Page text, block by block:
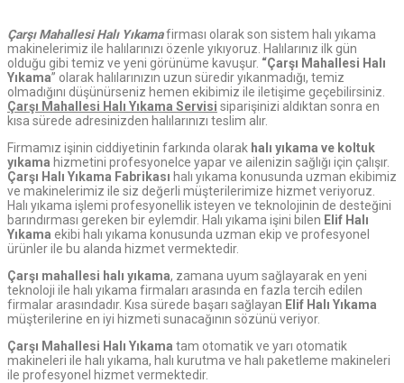
Çarşı Mahallesi Halı Yıkamafirması olarak son sistem halı yıkama
makinelerimiz ile halılarınızı özenle yıkıyoruz. Halılarınız ilk gün
olduğu gibi temiz ve yeni görünüme kavuşur. “Çarşı Mahallesi Halı
Yıkama” olarak halılarınızın uzun süredir yıkanmadığı, temiz
olmadığını düşünürseniz hemen ekibimiz ile iletişime geçebilirsiniz.
Çarşı Mahallesi Halı Yıkama Servisi siparişinizi aldıktan sonra en
kısa sürede adresinizden halılarınızı teslim alır.
Firmamız işinin ciddiyetinin farkında olarak halı yıkama ve koltuk
yıkama hizmetini profesyonelce yapar ve ailenizin sağlığı için çalışır.
Çarşı Halı Yıkama Fabrikası halı yıkama konusunda uzman ekibimiz
ve makinelerimiz ile siz değerli müşterilerimize hizmet veriyoruz.
Halı yıkama işlemi profesyonellik isteyen ve teknolojinin de desteğini
barındırması gereken bir eylemdir. Halı yıkama işini bilen Elif Halı
Yıkama ekibi halı yıkama konusunda uzman ekip ve profesyonel
ürünler ile bu alanda hizmet vermektedir.
Çarşı mahallesi halı yıkama, zamana uyum sağlayarak en yeni
teknoloji ile halı yıkama firmaları arasında en fazla tercih edilen
firmalar arasındadır. Kısa sürede başarı sağlayan Elif Halı Yıkama
müşterilerine en iyi hizmeti sunacağının sözünü veriyor.
Çarşı Mahallesi Halı Yıkama tam otomatik ve yarı otomatik
makineleri ile halı yıkama, halı kurutma ve halı paketleme makineleri
ile profesyonel hizmet vermektedir.